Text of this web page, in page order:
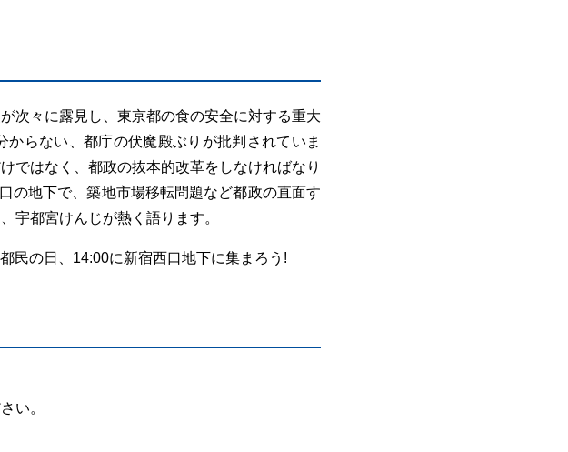
次々に露見し、東京都の食の安全に対する重大
らない、都庁の伏魔殿ぶりが批判されていま
ではなく、都政の抜本的改革をしなければなり
地下で、築地市場移転問題など都政の直面す
宇都宮けんじが熱く語ります。
民の日、14:00に新宿西口地下に集まろう!
い。